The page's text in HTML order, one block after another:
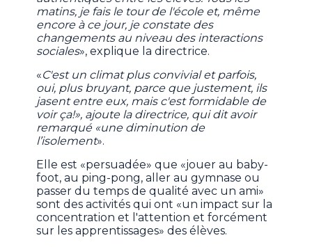
matins, je fais le tour de l'école et, même
encore à ce jour, je constate des
changements au niveau des interactions
sociales», explique la directrice.
«C'est un climat plus convivial et parfois,
oui, plus bruyant, parce que justement, ils
jasent entre eux, mais c'est formidable de
voir ça!», ajoute la directrice, qui dit avoir
remarqué «une diminution de
l’isolement».
Elle est «persuadée» que «jouer au baby-
foot, au ping-pong, aller au gymnase ou
passer du temps de qualité avec un ami»
sont des activités qui ont «un impact sur la
concentration et l'attention et forcément
sur les apprentissages» des élèves.